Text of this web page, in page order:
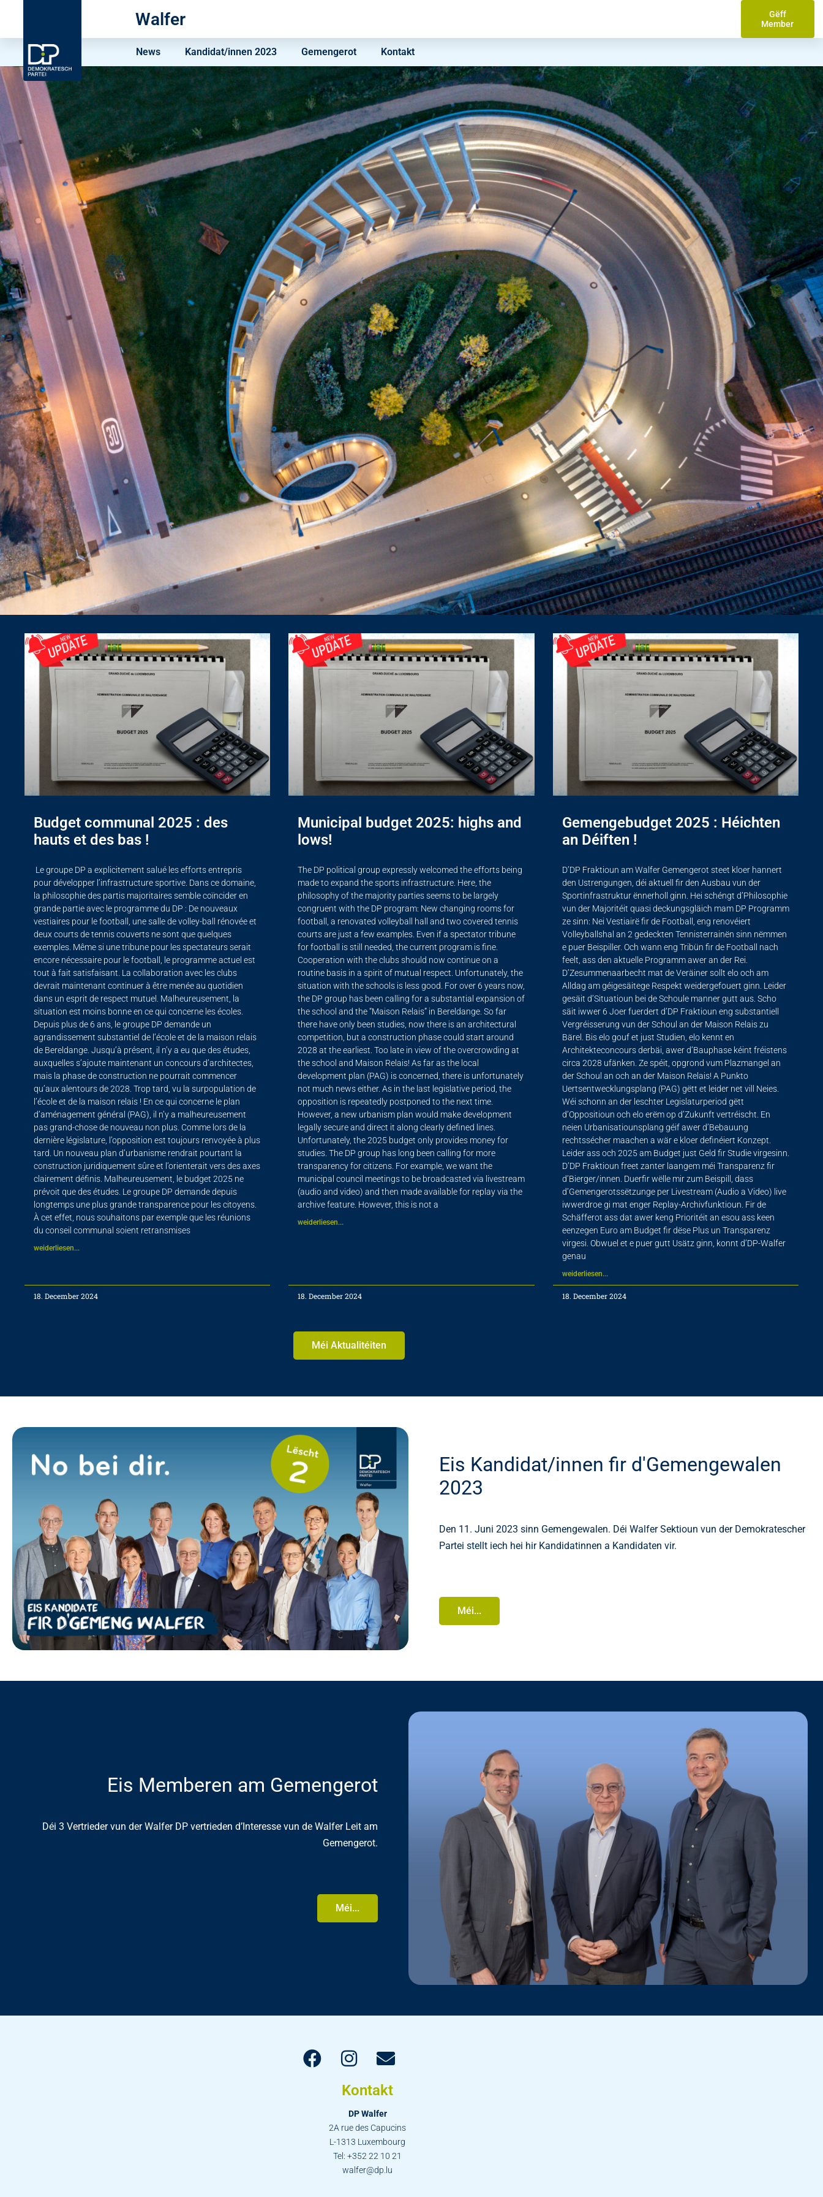
Walfer
Gëff
Member
News Kandidat/innen 2023 Gemengerot Kontakt
Budget communal 2025 : des
hauts et des bas !
Le groupe DP a explicitement salué les efforts entrepris
pour développer l’infrastructure sportive. Dans ce domaine,
la philosophie des partis majoritaires semble coïncider en
grande partie avec le programme du DP : De nouveaux
vestiaires pour le football, une salle de volley-ball rénovée et
deux courts de tennis couverts ne sont que quelques
exemples. Même si une tribune pour les spectateurs serait
encore nécessaire pour le football, le programme actuel est
tout à fait satisfaisant. La collaboration avec les clubs
devrait maintenant continuer à être menée au quotidien
dans un esprit de respect mutuel. Malheureusement, la
situation est moins bonne en ce qui concerne les écoles.
Depuis plus de 6 ans, le groupe DP demande un
agrandissement substantiel de l’école et de la maison relais
de Bereldange. Jusqu’à présent, il n’y a eu que des études,
auxquelles s’ajoute maintenant un concours d’architectes,
mais la phase de construction ne pourrait commencer
qu’aux alentours de 2028. Trop tard, vu la surpopulation de
l’école et de la maison relais ! En ce qui concerne le plan
d’aménagement général (PAG), il n’y a malheureusement
pas grand-chose de nouveau non plus. Comme lors de la
dernière législature, l’opposition est toujours renvoyée à plus
tard. Un nouveau plan d’urbanisme rendrait pourtant la
construction juridiquement sûre et l’orienterait vers des axes
clairement définis. Malheureusement, le budget 2025 ne
prévoit que des études. Le groupe DP demande depuis
longtemps une plus grande transparence pour les citoyens.
À cet effet, nous souhaitons par exemple que les réunions
du conseil communal soient retransmises
weiderliesen...
18. December 2024
Municipal budget 2025: highs and
lows!
The DP political group expressly welcomed the efforts being
made to expand the sports infrastructure. Here, the
philosophy of the majority parties seems to be largely
congruent with the DP program: New changing rooms for
football, a renovated volleyball hall and two covered tennis
courts are just a few examples. Even if a spectator tribune
for football is still needed, the current program is fine.
Cooperation with the clubs should now continue on a
routine basis in a spirit of mutual respect. Unfortunately, the
situation with the schools is less good. For over 6 years now,
the DP group has been calling for a substantial expansion of
the school and the “Maison Relais” in Bereldange. So far
there have only been studies, now there is an architectural
competition, but a construction phase could start around
2028 at the earliest. Too late in view of the overcrowding at
the school and Maison Relais! As far as the local
development plan (PAG) is concerned, there is unfortunately
not much news either. As in the last legislative period, the
opposition is repeatedly postponed to the next time.
However, a new urbanism plan would make development
legally secure and direct it along clearly defined lines.
Unfortunately, the 2025 budget only provides money for
studies. The DP group has long been calling for more
transparency for citizens. For example, we want the
municipal council meetings to be broadcasted via livestream
(audio and video) and then made available for replay via the
archive feature. However, this is not a
weiderliesen...
18. December 2024
Gemengebudget 2025 : Héichten
an Déiften !
D’DP Fraktioun am Walfer Gemengerot steet kloer hannert
den Ustrengungen, déi aktuell fir den Ausbau vun der
Sportinfrastruktur ënnerholl ginn. Hei schéngt d’Philosophie
vun der Majoritéit quasi deckungsgläich mam DP Programm
ze sinn: Nei Vestiairë fir de Football, eng renovéiert
Volleyballshal an 2 gedeckten Tennisterrainën sinn nëmmen
e puer Beispiller. Och wann eng Tribün fir de Football nach
feelt, ass den aktuelle Programm awer an der Rei.
D’Zesummenaarbecht mat de Veräiner sollt elo och am
Alldag am géigesäitege Respekt weidergefouert ginn. Leider
gesäit d’Situatioun bei de Schoule manner gutt aus. Scho
säit iwwer 6 Joer fuerdert d’DP Fraktioun eng substantiell
Vergréisserung vun der Schoul an der Maison Relais zu
Bärel. Bis elo gouf et just Studien, elo kennt en
Architekteconcours derbäi, awer d’Bauphase kéint fréistens
circa 2028 ufänken. Ze spéit, opgrond vum Plazmangel an
der Schoul an och an der Maison Relais! A Punkto
Uertsentwecklungsplang (PAG) gëtt et leider net vill Neies.
Wéi schonn an der leschter Legislaturperiod gëtt
d’Oppositioun och elo erëm op d’Zukunft vertréischt. En
neien Urbanisatiounsplang géif awer d’Bebauung
rechtssécher maachen a wär e kloer definéiert Konzept.
Leider ass och 2025 am Budget just Geld fir Studie virgesinn.
D’DP Fraktioun freet zanter laangem méi Transparenz fir
d’Bierger/innen. Duerfir wëlle mir zum Beispill, dass
d’Gemengerotssëtzunge per Livestream (Audio a Video) live
iwwerdroe gi mat enger Replay-Archivfunktioun. Fir de
Schäfferot ass dat awer keng Prioritéit an esou ass keen
eenzegen Euro am Budget fir dëse Plus un Transparenz
virgesi. Obwuel et e puer gutt Usätz ginn, konnt d’DP-Walfer
genau
weiderliesen...
18. December 2024
Méi Aktualitéiten
Eis Kandidat/innen fir d'Gemengewalen
2023
Den 11. Juni 2023 sinn Gemengewalen. Déi Walfer Sektioun vun der Demokratescher
Partei stellt iech hei hir Kandidatinnen a Kandidaten vir.
Méi...
Eis Memberen am Gemengerot
Déi 3 Vertrieder vun der Walfer DP vertrieden d’Interesse vun de Walfer Leit am
Gemengerot.
Méi...
Kontakt
DP Walfer
2A rue des Capucins
L-1313 Luxembourg
Tel: +352 22 10 21
walfer@dp.lu